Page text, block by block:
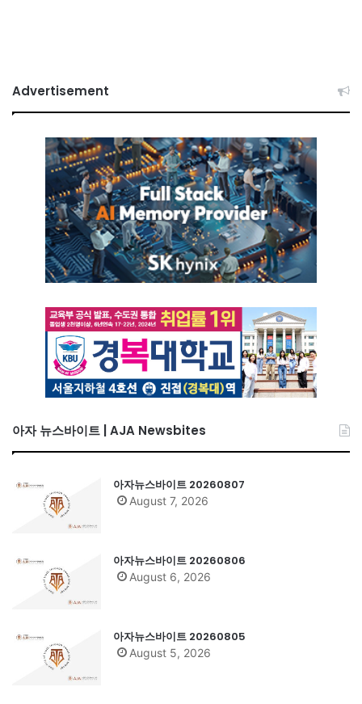
Advertisement
아자 뉴스바이트 | AJA Newsbites
아자뉴스바이트 20260807
August 7, 2026
아자뉴스바이트 20260806
August 6, 2026
아자뉴스바이트 20260805
August 5, 2026